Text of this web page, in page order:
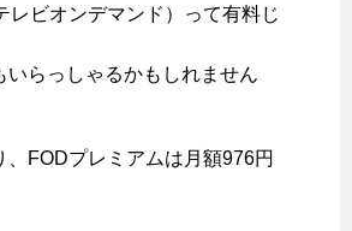
レビオンデマンド）って有料じ
いらっしゃるかもしれません
、FODプレミアムは月額976円